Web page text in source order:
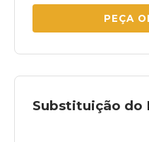
PEÇA
Substituição do